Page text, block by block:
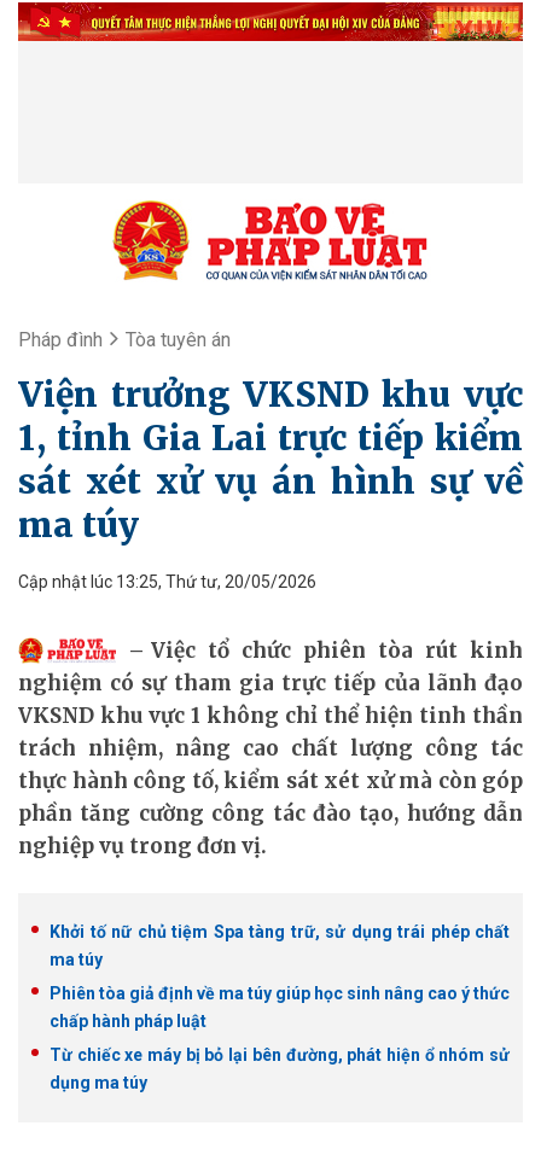
Pháp đình Tòa tuyên án
Viện trưởng VKSND khu vực
1, tỉnh Gia Lai trực tiếp kiểm
sát xét xử vụ án hình sự về
ma túy
Cập nhật lúc 13:25, Thứ tư, 20/05/2026
Việc tổ chức phiên tòa rút kinh
nghiệm có sự tham gia trực tiếp của lãnh đạo
VKSND khu vực 1 không chỉ thể hiện tinh thần
trách nhiệm, nâng cao chất lượng công tác
thực hành công tố, kiểm sát xét xử mà còn góp
phần tăng cường công tác đào tạo, hướng dẫn
nghiệp vụ trong đơn vị.
Khởi tố nữ chủ tiệm Spa tàng trữ, sử dụng trái phép chất
ma túy
Phiên tòa giả định về ma túy giúp học sinh nâng cao ý thức
chấp hành pháp luật
Từ chiếc xe máy bị bỏ lại bên đường, phát hiện ổ nhóm sử
dụng ma túy